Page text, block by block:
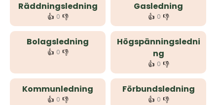
Räddningsledning
👍 0 👎
Gasledning
👍 0 👎
Bolagsledning
👍 0 👎
Högspänningsledni
ng
👍 0 👎
Kommunledning
👍 0 👎
Förbundsledning
👍 0 👎